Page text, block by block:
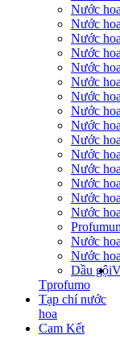
Nước
Nước
Nước
Nước
Nước
Nước
Nước
Nước
Nước
Nước
Nước
Nước
Nước
Nước
Nước
Nước
Nước
Dầu gội
Tprofumo
Tạp chí nước
hoa
Cam Kết